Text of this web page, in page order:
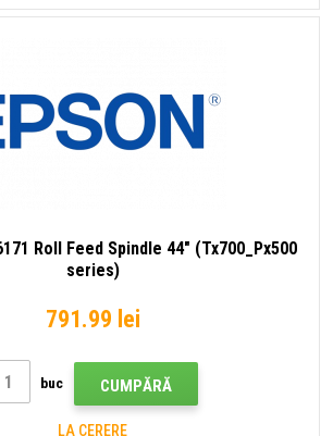
Roll Feed Spindle 44" (Tx700_Px500
series)
791.99 lei
buc CUMPĂRĂ
LA CERERE